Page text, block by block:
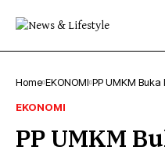
Home EKONOMI PP UMKM
EKONOMI
PP UMKM